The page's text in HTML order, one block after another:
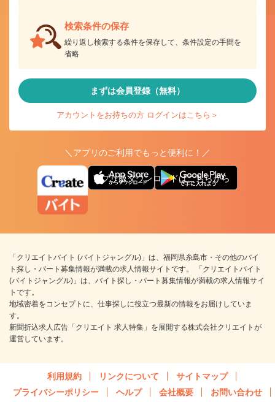
検索条件の保存
繰り返し検索する条件を保存して、条件設定の手間を
省略
まずは会員登録（無料）
アカウントをお持ちの方 ログインはこちら＞
＼アプリのご利用でもっと便利に！／
アプリ版ダウンロードはこちらから
「クリエイトバイト (バイトジャングル)」は、福岡県糸島市・その他のバイ
ト探し・パート募集情報が満載の求人情報サイトです。 「クリエイトバイト
(バイトジャングル)」は、バイト探し・パート募集情報が満載の求人情報サイ
トです。
地域密着をコンセプトに、仕事探しに役立つ最新の情報をお届けしていま
す。
新聞折込求人広告「クリエイト 求人特集」を展開する株式会社クリエイトが
運営しています。
利用規約 リンクについて
サイトマップ
プライバシーポリシー
ヘルプ 会社概要 お問い合わせ